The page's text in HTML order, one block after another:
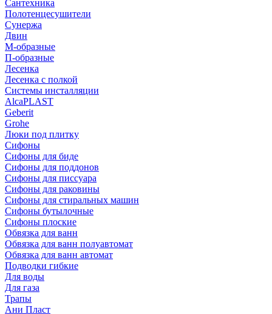
Сантехника
Полотенцесушители
Сунержа
Двин
М-образные
П-образные
Лесенка
Лесенка с полкой
Системы инсталляции
AlcaPLAST
Geberit
Grohe
Люки под плитку
Сифоны
Сифoны для биде
Сифoны для поддонов
Сифoны для писсуара
Сифоны для раковины
Сифоны для стиральных машин
Сифоны бутылочные
Сифоны плоские
Обвязка для ванн
Обвязка для ванн полуавтомат
Обвязка для ванн автомат
Подводки гибкие
Для воды
Для газа
Трапы
Ани Пласт